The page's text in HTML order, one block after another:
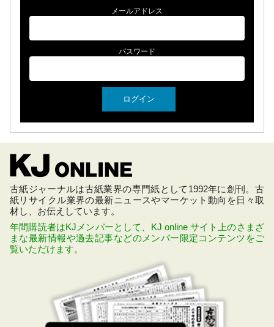
メールアドレス
パスワード
古紙ジャーナルは古紙業界の専門紙として1992年に創刊。古
紙リサイクル業界の最新ニュースやマーケット動向を日々取
材し、お伝えしています。
年間購読者はKJメンバーとして、KJ online サイト上のさまざ
まな最新情報や過去記事などのメンバー限定コンテンツをご
覧いただけます。